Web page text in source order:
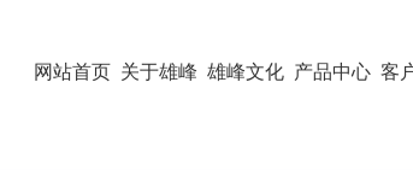
网站首页 关于雄峰 雄峰文化 产品中心 客